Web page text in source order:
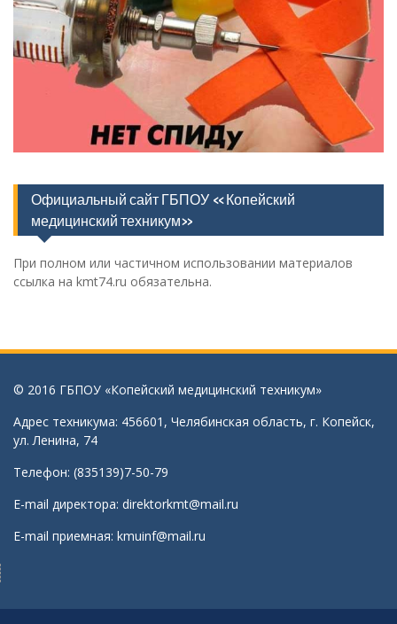
Официальный сайт ГБПОУ «Копейский
медицинский техникум»
При полном или частичном использовании материалов
ссылка на kmt74.ru обязательна.
© 2016 ГБПОУ «Копейский медицинский техникум»
Адрес техникума: 456601, Челябинская область, г. Копейск,
ул. Ленина, 74
Телефон: (835139)7-50-79
E-mail директора: direktorkmt@mail.ru
E-mail приемная: kmuinf@mail.ru